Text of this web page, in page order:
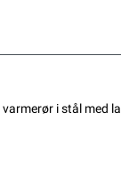
i stål med